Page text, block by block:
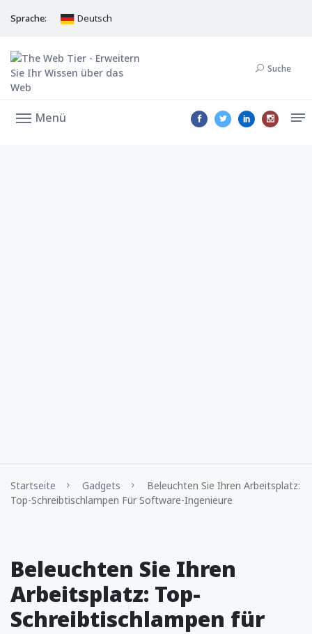
Sprache: Deutsch
Suche
Menü
Startseite Gadgets
Beleuchten Sie Ihren Arbeitsplatz:
Top-Schreibtischlampen Für Software-Ingenieure
Beleuchten Sie Ihren
Arbeitsplatz: Top-
Schreibtischlampen für